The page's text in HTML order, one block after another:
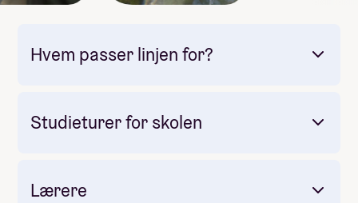
Hvem passer linjen for?
Studieturer for skolen
Obligatorisk: Ja
Lærere